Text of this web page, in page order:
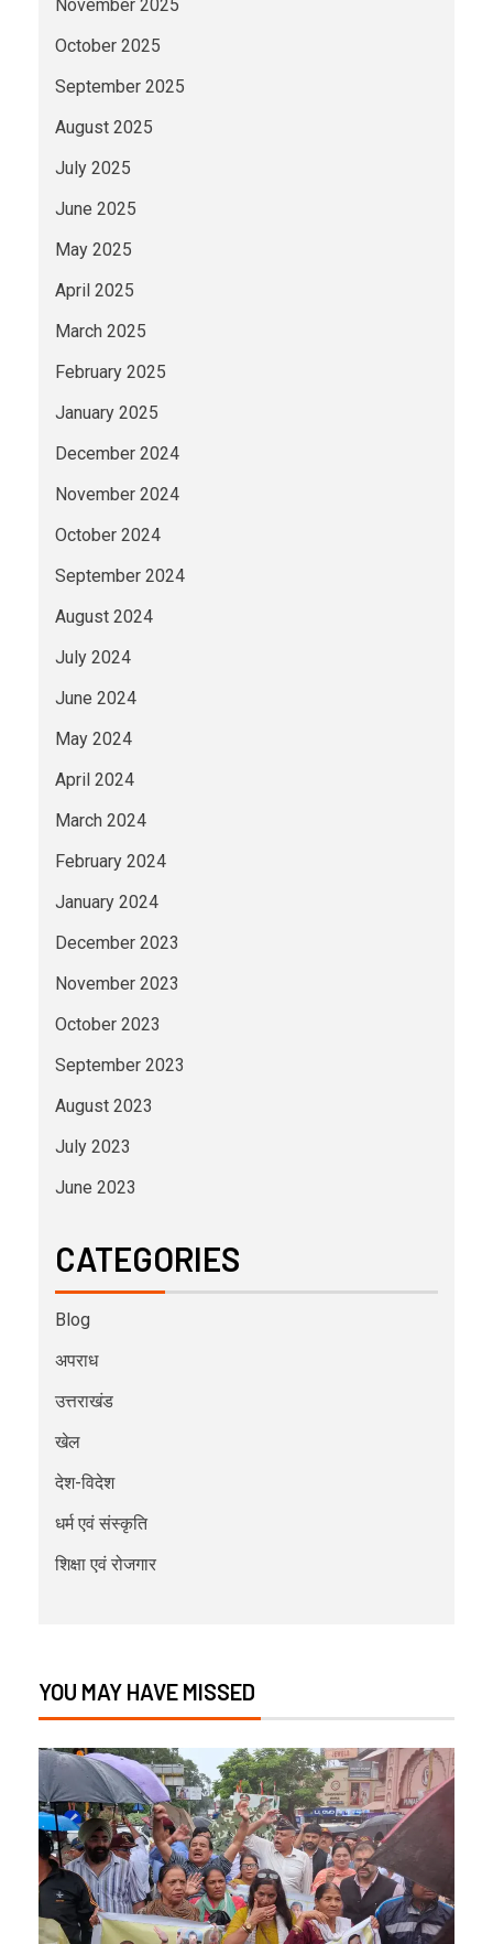
November 2025
October 2025
September 2025
August 2025
July 2025
June 2025
May 2025
April 2025
March 2025
February 2025
January 2025
December 2024
November 2024
October 2024
September 2024
August 2024
July 2024
June 2024
May 2024
April 2024
March 2024
February 2024
January 2024
December 2023
November 2023
October 2023
September 2023
August 2023
July 2023
June 2023
CATEGORIES
Blog
अपराध
उत्तराखंड
खेल
देश-विदेश
धर्म एवं संस्कृति
शिक्षा एवं रोजगार
YOU MAY HAVE MISSED